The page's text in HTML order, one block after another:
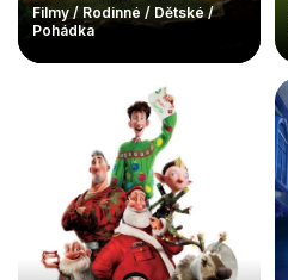
Filmy / Rodinné / Dětské /
Pohádka